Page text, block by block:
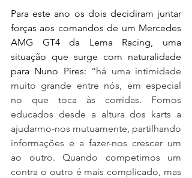
Para este ano os dois decidiram juntar
forças aos comandos de um Mercedes
AMG GT4 da Lema Racing, uma
situação que surge com naturalidade
para Nuno Pires: “há uma intimidade
muito grande entre nós, em especial
no que toca às corridas. Fomos
educados desde a altura dos karts a
ajudarmo-nos mutuamente, partilhando
informações e a fazer-nos crescer um
ao outro. Quando competimos um
contra o outro é mais complicado, mas